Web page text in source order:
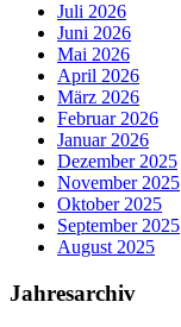
Juli 2026
Juni 2026
Mai 2026
April 2026
März 2026
Februar 2026
Januar 2026
Dezember 2025
November 2025
Oktober 2025
September 2025
August 2025
Jahresarchiv